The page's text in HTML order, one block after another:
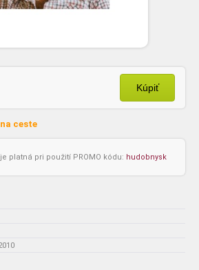
Kúpiť
na ceste
platná pri použití PROMO kódu: hudobnysk